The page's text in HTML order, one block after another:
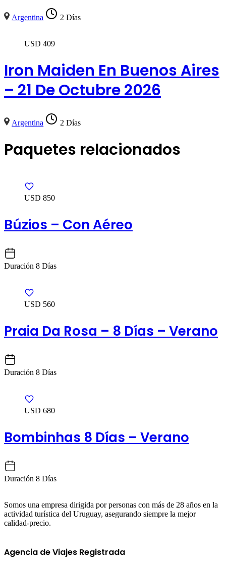
Argentina 2 Días
USD 409
Iron Maiden En Buenos Aires
– 21 De Octubre 2026
Argentina 2 Días
Paquetes relacionados
USD 850
Búzios – Con Aéreo
Duración 8 Días
USD 560
Praia Da Rosa – 8 Días – Verano
Duración 8 Días
USD 680
Bombinhas 8 Días – Verano
Duración 8 Días
Somos una empresa dirigida por personas con más de 28 años en la
actividad turística del Uruguay, asegurando siempre la mejor
calidad-precio.
Agencia de Viajes Registrada